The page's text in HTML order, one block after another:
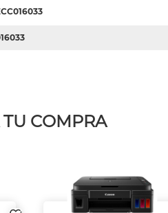
COMPRA